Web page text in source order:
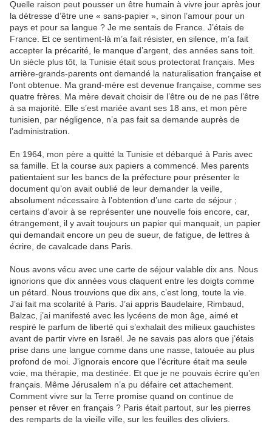
Quelle raison peut pousser un être humain à vivre jour après jour
la détresse d’être une « sans-papier », sinon l’amour pour un
pays et pour sa langue ? Je me sentais de France. J’étais de
France. Et ce sentiment-là m’a fait résister, en silence, m’a fait
accepter la précarité, le manque d’argent, des années sans toit.
Un siècle plus tôt, la Tunisie était sous protectorat français. Mes
arrière-grands-parents ont demandé la naturalisation française et
l’ont obtenue. Ma grand-mère est devenue française, comme ses
quatre frères. Ma mère devait choisir de l’être ou de ne pas l’être
à sa majorité. Elle s’est mariée avant ses 18 ans, et mon père
tunisien, par négligence, n’a pas fait sa demande auprès de
l’administration.
En 1964, mon père a quitté la Tunisie et débarqué à Paris avec
sa famille. Et la course aux papiers a commencé. Mes parents
patientaient sur les bancs de la préfecture pour présenter le
document qu’on avait oublié de leur demander la veille,
absolument nécessaire à l’obtention d’une carte de séjour ;
certains d’avoir à se représenter une nouvelle fois encore, car,
étrangement, il y avait toujours un papier qui manquait, un papier
qui demandait encore un peu de sueur, de fatigue, de lettres à
écrire, de cavalcade dans Paris.
Nous avons vécu avec une carte de séjour valable dix ans. Nous
ignorions que dix années vous claquent entre les doigts comme
un pétard. Nous trouvions que dix ans, c’est long, toute la vie.
J’ai fait ma scolarité à Paris. J’ai appris Baudelaire, Rimbaud,
Balzac, j’ai manifesté avec les lycéens de mon âge, aimé et
respiré le parfum de liberté qui s’exhalait des milieux gauchistes
avant de partir vivre en Israël. Je ne savais pas alors que j’étais
prise dans une langue comme dans une nasse, tatouée au plus
profond de moi. J’ignorais encore que l’écriture était ma seule
voie, ma thérapie, ma destinée. Et que je ne pouvais écrire qu’en
français. Même Jérusalem n’a pu défaire cet attachement.
Comment vivre sur la Terre promise quand on continue de
penser et rêver en français ? Paris était partout, sur les pierres
des remparts de la vieille ville, sur les feuilles des oliviers.